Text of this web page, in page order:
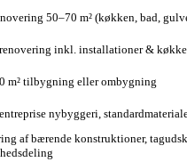
50–70 m² (køkken, bad,
inkl. installationer &
m² tilbygning eller ombygning
nybyggeri,
af bærende konstruktioner,